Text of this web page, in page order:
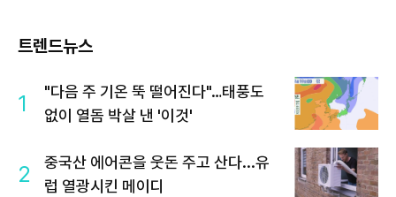
트렌드뉴스
1
"다음 주 기온 뚝 떨어진다"…태풍도
없이 열돔 박살 낸 '이것'
2
중국산 에어콘을 웃돈 주고 산다...유
럽 열광시킨 메이디